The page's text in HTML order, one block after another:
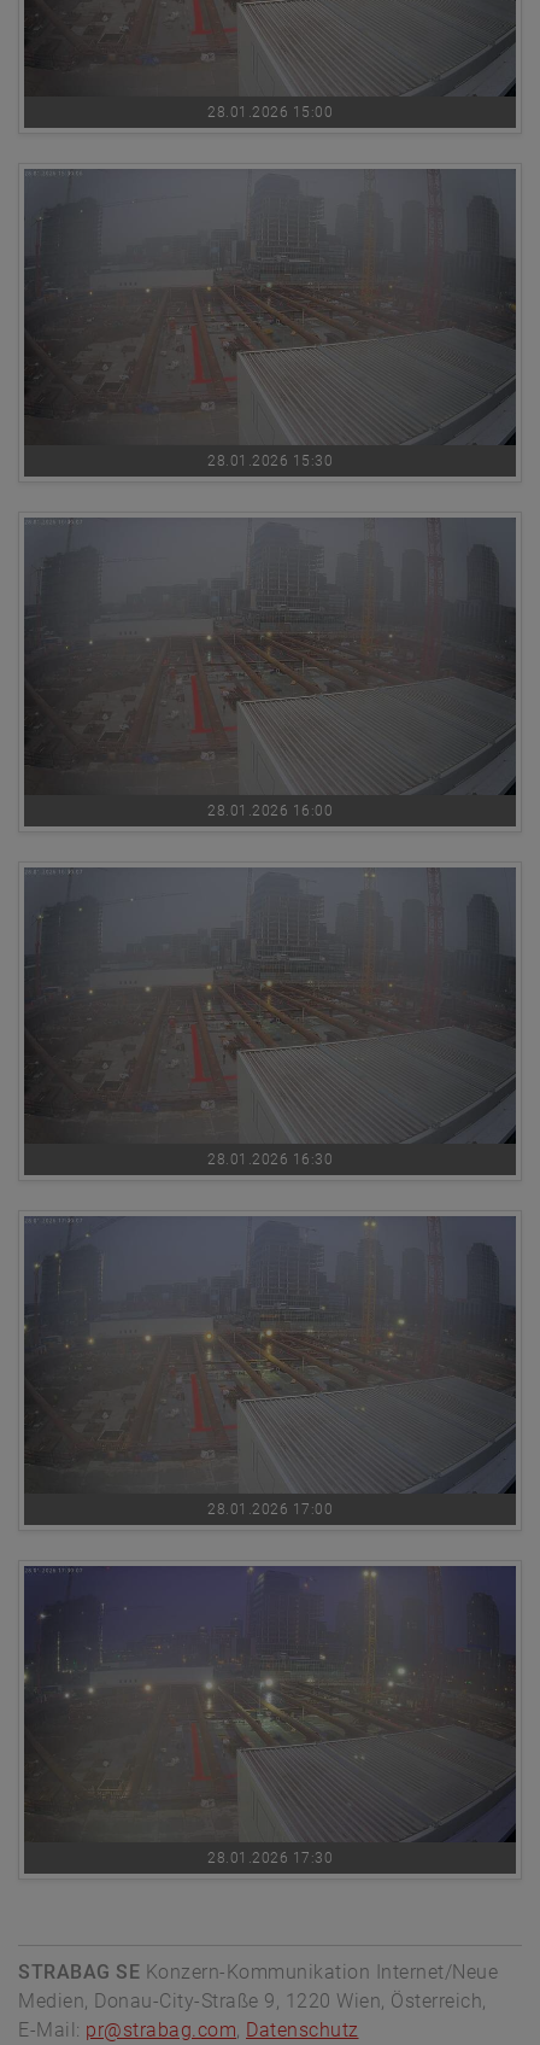
28.01.2026 15:00
28.01.2026 15:30
28.01.2026 16:00
28.01.2026 16:30
28.01.2026 17:00
28.01.2026 17:30
STRABAG SE Konzern-Kommunikation Internet/Neue
Medien, Donau-City-Straße 9, 1220 Wien, Österreich,
E-Mail: pr@strabag.com, Datenschutz